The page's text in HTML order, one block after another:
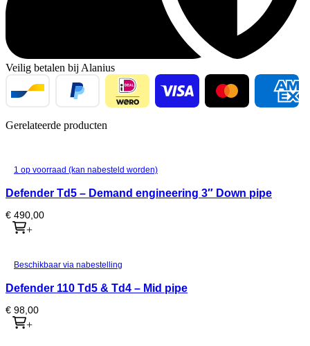
Veilig betalen bij Alanius
Gerelateerde producten
1 op voorraad (kan nabesteld worden)
Defender Td5 – Demand engineering 3″ Down pipe
€ 490,00
+
Beschikbaar via nabestelling
Defender 110 Td5 & Td4 – Mid pipe
€ 98,00
+